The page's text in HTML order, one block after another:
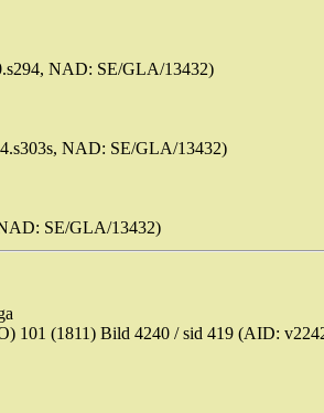
NAD: SE/GLA/13432)
NAD: SE/GLA/13432)
SE/GLA/13432)
101 (1811) Bild 4240 / sid 419 (AID: